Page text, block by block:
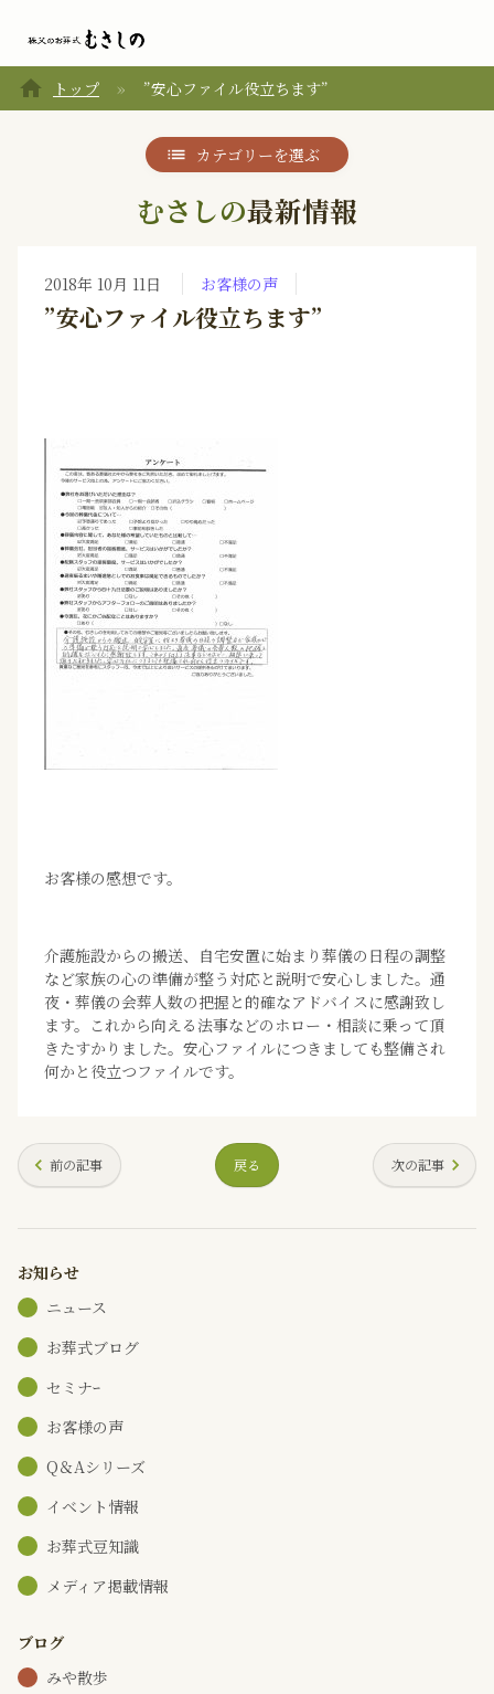
home トップ ”安心ファイル役立ちます”
カテゴリーを選ぶ
むさしの最新情報
2018年 10月 11日 お客様の声
”安心ファイル役立ちます”
お客様の感想です。
介護施設からの搬送、自宅安置に始まり葬儀の日程の調整
など家族の心の準備が整う対応と説明で安心しました。通
夜・葬儀の会葬人数の把握と的確なアドバイスに感謝致し
ます。これから向える法事などのホロー・相談に乗って頂
きたすかりました。安心ファイルにつきましても整備され
何かと役立つファイルです。
前の記事 戻る 次の記事
お知らせ
ニュース
お葬式ブログ
セミナｰ
お客様の声
Q＆Aシリーズ
イベント情報
お葬式豆知識
メディア掲載情報
ブログ
みや散歩